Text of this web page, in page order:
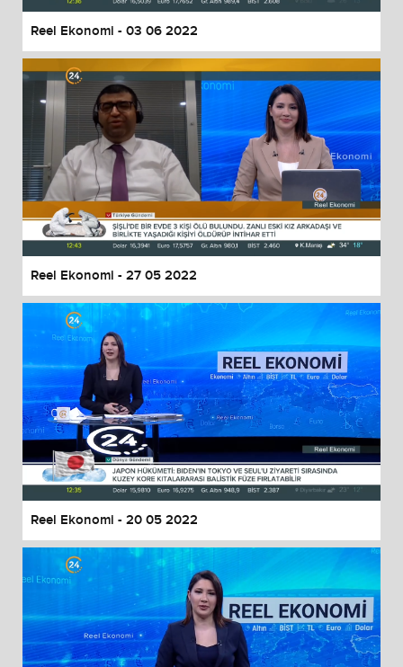
Reel Ekonomi - 03 06 2022
Reel Ekonomi - 27 05 2022
Reel Ekonomi - 20 05 2022